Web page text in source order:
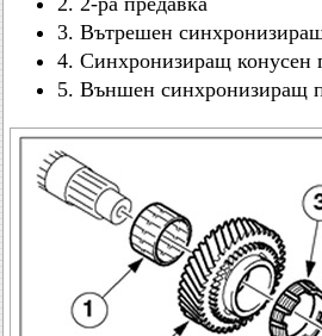
3. Вътрешен
4. Синхронизиращ конусен
5. Външен синхронизиращ